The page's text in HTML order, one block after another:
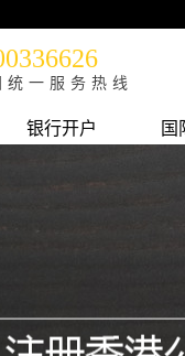
统一服务热线
银行开户 国